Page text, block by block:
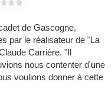
de Gascogne,
par le réalisateur de "La
Carrière. "Il
nous contenter d'une
voulions donner à cette